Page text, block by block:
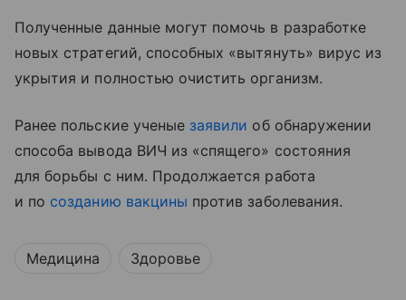
Полученные данные могут помочь в разработке
новых стратегий, способных «вытянуть» вирус из
укрытия и полностью очистить организм.
Ранее польские ученые заявили об обнаружении
способа вывода ВИЧ из «спящего» состояния
для борьбы с ним. Продолжается работа
и по созданию вакцины против заболевания.
Медицина Здоровье